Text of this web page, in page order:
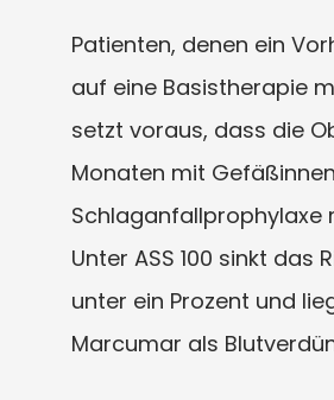
Patienten, denen ein
auf eine Basistherapie
setzt voraus, dass die
Monaten mit
Schlaganfallprophylaxe
Unter ASS 100 sinkt
unter ein Prozent und
Marcumar als